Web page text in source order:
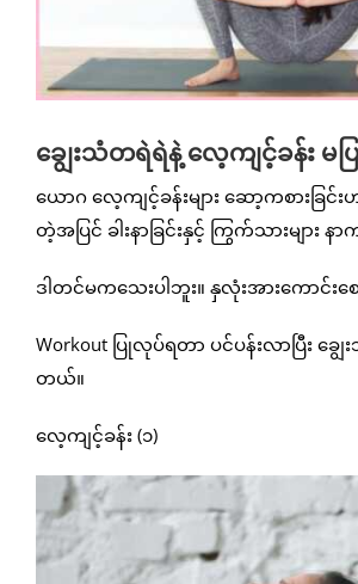
ချွေးသံတရဲရဲနဲ့ လေ့ကျင့်ခန်း
ယောဂ လေ့ကျင့်ခန်းများ ဆော့ကစားခြင်
တဲ့အပြင် ခါးနာခြင်းနှင့် ကြွက်သားမျ
ဒါတင်မကသေးပါဘူး။ နှလုံးအားကောင်း
Workout ပြုလုပ်ရတာ ပင်ပန်းလာပြီး ချွ
တယ်။
လေ့ကျင့်ခန်း (၁)